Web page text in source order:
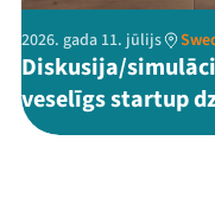
2026. gada 11. jūlijs
Diskusija/
veselīgs startup